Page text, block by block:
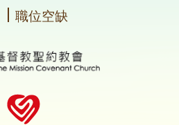
職位空缺